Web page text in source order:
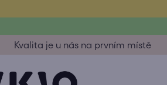
Kvalita je u nás na prvním místě